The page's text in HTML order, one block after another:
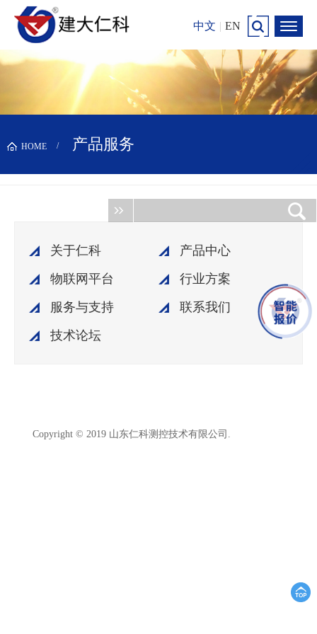
中文 | EN
HOME 产品服务
关于仁科
产品中心
物联网平台
行业方案
服务与支持
联系我们
技术论坛
Copyright © 2019 山东仁科测控技术有限公司.